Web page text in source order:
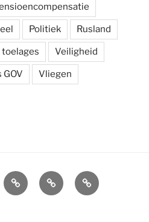
Politiek Rusland
toelages Veiligheid
GOV Vliegen
Ledenvoordelen
AfdelingenSymposium